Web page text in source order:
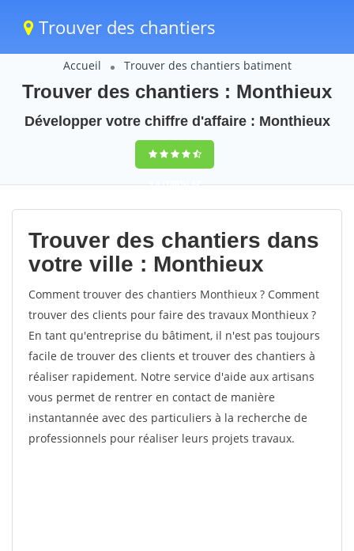
Trouver des chantiers
Accueil Trouver des chantiers batiment
Trouver des chantiers : Monthieux
Développer votre chiffre d'affaire : Monthieux
9,5(100%)42
votes
Trouver des chantiers dans
votre ville : Monthieux
Comment trouver des chantiers Monthieux ? Comment
trouver des clients pour faire des travaux Monthieux ?
En tant qu'entreprise du bâtiment, il n'est pas toujours
facile de trouver des clients et trouver des chantiers à
réaliser rapidement. Notre service d'aide aux artisans
vous permet de rentrer en contact de manière
instantannée avec des particuliers à la recherche de
professionnels pour réaliser leurs projets travaux.